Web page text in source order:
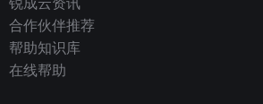
合作伙伴推荐
帮助知识库
在线帮助